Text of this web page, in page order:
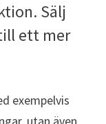
Sälj
ett mer
exempelvis